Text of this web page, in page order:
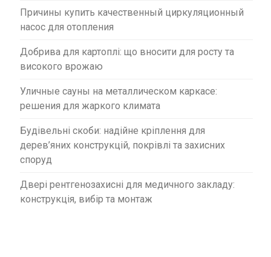
Причины купить качественный циркуляционный
насос для отопления
Добрива для картоплі: що вносити для росту та
високого врожаю
Уличные сауны на металлическом каркасе:
решения для жаркого климата
Будівельні скоби: надійне кріплення для
дерев’яних конструкцій, покрівлі та захисних
споруд
Двері рентгенозахисні для медичного закладу:
конструкція, вибір та монтаж